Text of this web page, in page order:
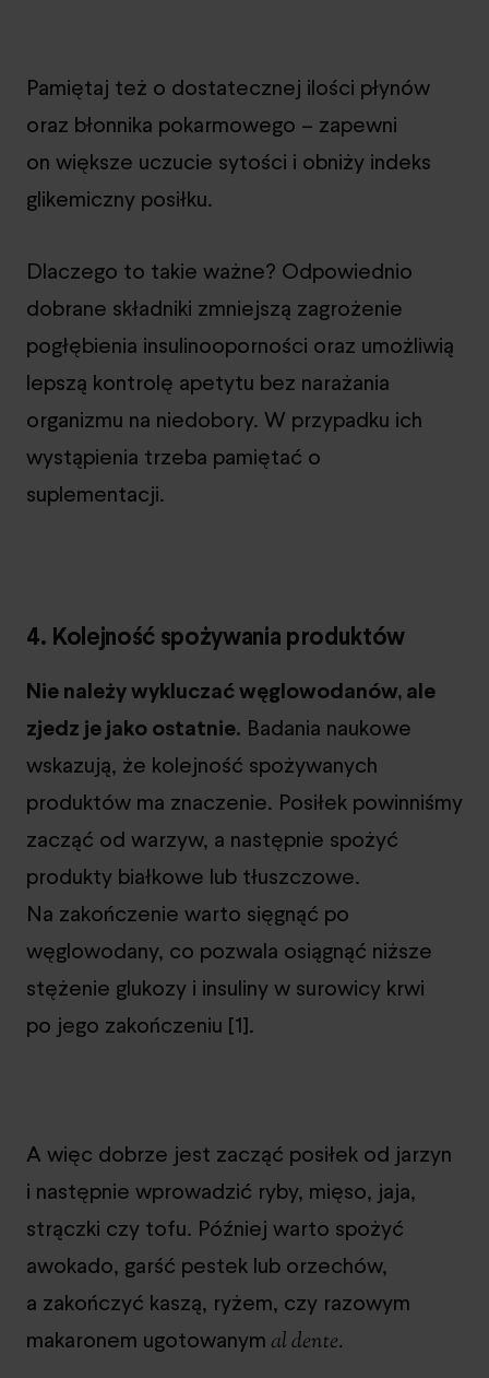
Pamiętaj też o dostatecznej ilości płynów
oraz błonnika pokarmowego – zapewni
on większe uczucie sytości i obniży indeks
glikemiczny posiłku.
Dlaczego to takie ważne? Odpowiednio
dobrane składniki zmniejszą zagrożenie
pogłębienia insulinooporności oraz umożliwią
lepszą kontrolę apetytu bez narażania
organizmu na niedobory. W przypadku ich
wystąpienia trzeba pamiętać o
suplementacji.
4. Kolejność spożywania produktów
Nie należy wykluczać węglowodanów, ale
zjedz je jako ostatnie. Badania naukowe
wskazują, że kolejność spożywanych
produktów ma znaczenie. Posiłek powinniśmy
zacząć od warzyw, a następnie spożyć
produkty białkowe lub tłuszczowe.
Na zakończenie warto sięgnąć po
węglowodany, co pozwala osiągnąć niższe
stężenie glukozy i insuliny w surowicy krwi
po jego zakończeniu [1].
A więc dobrze jest zacząć posiłek od jarzyn
i następnie wprowadzić ryby, mięso, jaja,
strączki czy tofu. Później warto spożyć
awokado, garść pestek lub orzechów,
a zakończyć kaszą, ryżem, czy razowym
makaronem ugotowanym al dente.